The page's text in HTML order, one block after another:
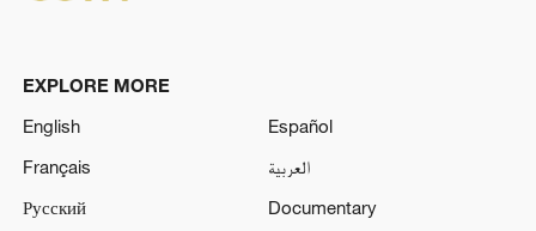
EXPLORE MORE
English
Español
Français
العربية
Русский
Documentary